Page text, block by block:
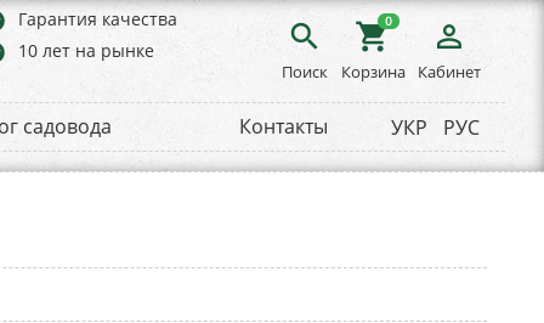
Гарантия качества
10 лет на рынке search
Поиск
shopping_cart
0
Корзина
person_outline
Кабинет
садовода Контакты УКР РУС